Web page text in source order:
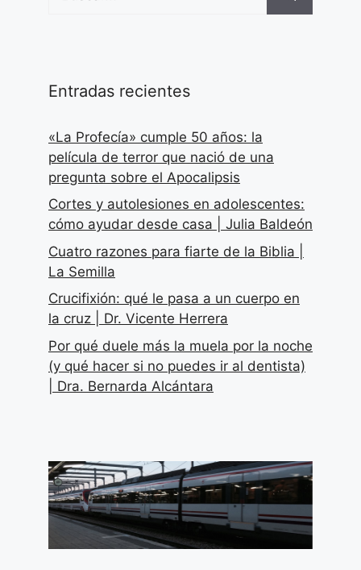
Entradas recientes
«La Profecía» cumple 50 años: la
película de terror que nació de una
pregunta sobre el Apocalipsis
Cortes y autolesiones en adolescentes:
cómo ayudar desde casa | Julia Baldeón
Cuatro razones para fiarte de la Biblia |
La Semilla
Crucifixión: qué le pasa a un cuerpo en
la cruz | Dr. Vicente Herrera
Por qué duele más la muela por la noche
(y qué hacer si no puedes ir al dentista)
| Dra. Bernarda Alcántara